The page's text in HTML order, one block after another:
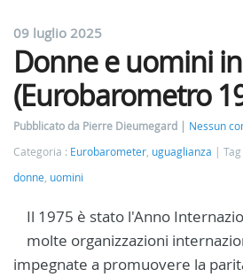
09 luglio 2025
Donne e uomini
(Eurobarometro
Pubblicato da Pierre Dieumegard
Nessun
Categoria : Eurobarometer, uguaglianza Tag
donne, uomini
Il 1975 è stato l'Anno
molte organizzazioni
impegnate a promuovere la